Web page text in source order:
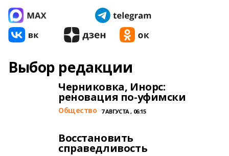
Выбор редакции
Черниковка, Инорс:
реновация по-уфимски
Общество 7 АВГУСТА , 06:15
Восстановить
справедливость